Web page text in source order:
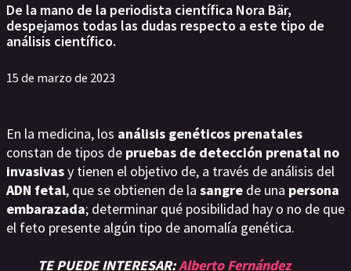
De la mano de la periodista científica Nora Bär,
despejamos todas las dudas respecto a este tipo de
análisis científico.
15 de marzo de 2023
En la medicina, los análisis genéticos prenatales
constan de tipos de pruebas de detección prenatal no
invasivasy tienen el objetivo de, a través de análisis del
ADN fetal, que se obtienen de la sangre de una persona
embarazada; determinar qué posibilidad hay o no de que
el feto presente algún tipo de anomalía genética.
TE PUEDE INTERESAR:Alberto Fernández